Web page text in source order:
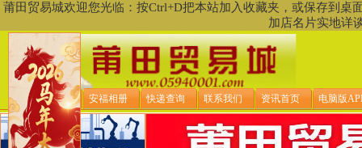
莆田贸易城欢迎您光临：按Ctrl+D把本站加入收藏夹，或保存到
加店名片实地详
贸易城首页 安福相册 快递查询 联系我们 资讯首页 电脑版